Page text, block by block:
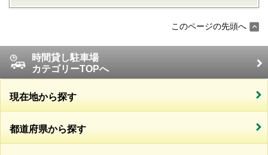
このページの先頭へ
時間貸し駐車場
カテゴリーTOPへ
現在地から探す
都道府県から探す